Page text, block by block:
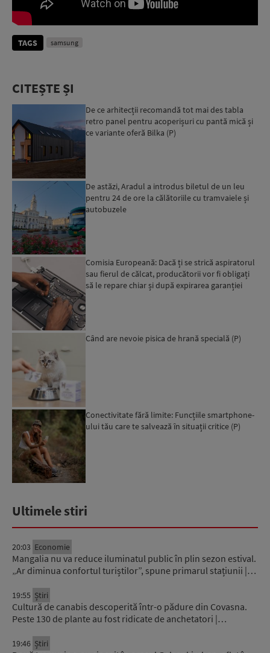
TAGS samsung
CITEȘTE ȘI
De ce arhitecții recomandă tot mai des tabla
retro panel pentru acoperișuri cu pantă mică și
ce variante oferă Bilka (P)
De astăzi, Aradul a introdus biletul de un leu
pentru 24 de ore la călătoriile cu tramvaiele și
autobuzele
Comisia Europeană: Dacă ți se strică aspiratorul
sau fierul de călcat, producătorii vor fi obligați
să le repare chiar și după expirarea garanției
Când are nevoie pisica de hrană specială (P)
Conectivitate fără limite: Funcțiile smartphone-
ului tău care te salvează în situații critice (P)
Ultimele stiri
20:03 Economie
Mangalia nu va reduce iluminatul public în plin sezon estival.
„Ar diminua confortul turiștilor”, spune primarul stațiunii |…
19:55 Știri
Cultură de canabis descoperită într-o pădure din Covasna.
Peste 130 de plante au fost ridicate de anchetatori |…
19:46 Știri